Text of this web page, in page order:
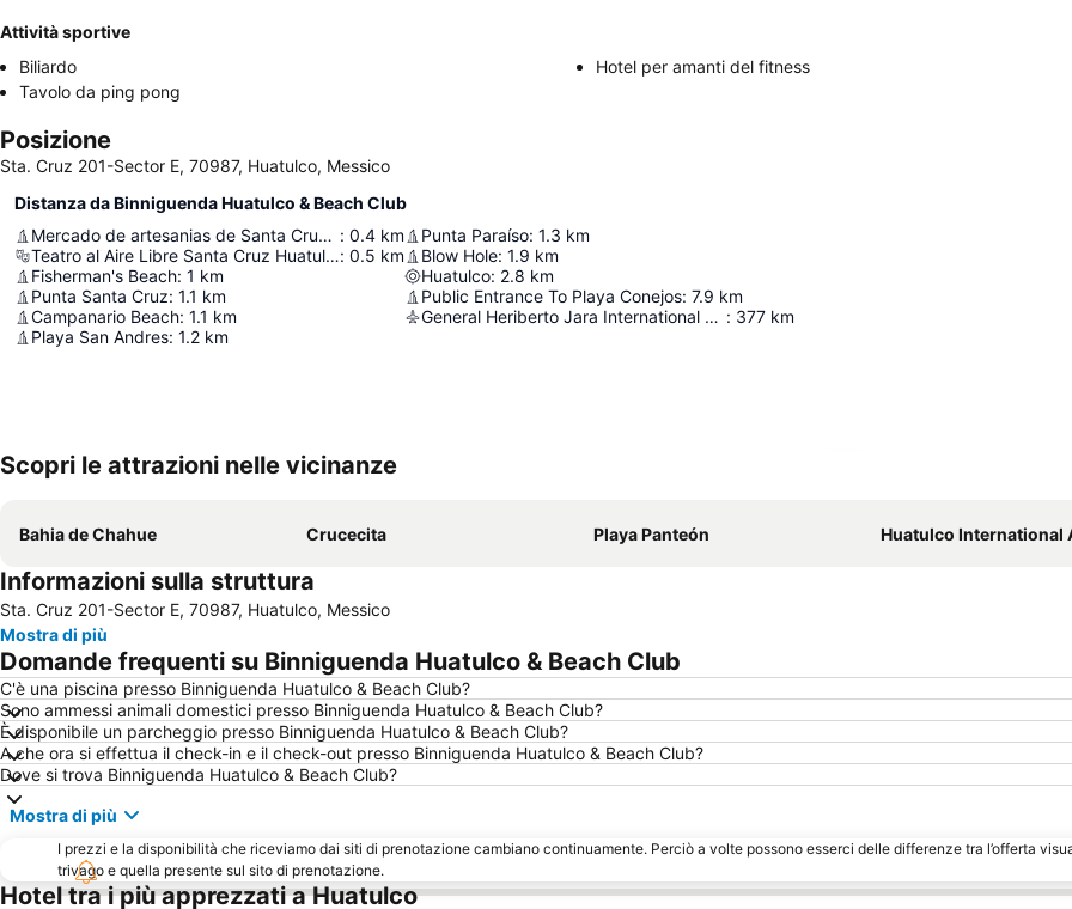
Attività sportive
Biliardo
Hotel per amanti del fitness
Tavolo da ping pong
Posizione
Sta. Cruz 201-Sector E, 70987, Huatulco, Messico
Distanza da Binniguenda Huatulco & Beach Club
Mercado de artesanias de Santa Cruz Huatulco : 0.4 km
Teatro al Aire Libre Santa Cruz Huatulco: 0.5 km
Fisherman's Beach: 1 km
Punta Santa Cruz: 1.1 km
Campanario Beach: 1.1 km
Playa San Andres: 1.2 km
Punta Paraíso: 1.3 km
Blow Hole: 1.9 km
Huatulco: 2.8 km
Public Entrance To Playa Conejos: 7.9 km
General Heriberto Jara International Airport : 377 km
Scopri le attrazioni nelle vicinanze
Bahia de Chahue Crucecita Playa Panteón Huatulco International
Informazioni sulla struttura
Sta. Cruz 201-Sector E, 70987, Huatulco, Messico
Mostra di più
Domande frequenti su Binniguenda Huatulco & Beach Club
C'è una piscina presso Binniguenda Huatulco & Beach Club?
Sono ammessi animali domestici presso Binniguenda Huatulco & Beach Club?
È disponibile un parcheggio presso Binniguenda Huatulco & Beach Club?
A che ora si effettua il check-in e il check-out presso Binniguenda Huatulco & Beach Club?
Dove si trova Binniguenda Huatulco & Beach Club?
Mostra di più
I prezzi e la disponibilità che riceviamo dai siti di prenotazione cambiano continuamente. Perciò a volte possono esserci delle differenze tra l’offerta
trivago e quella presente sul sito di prenotazione.
Hotel tra i più apprezzati a Huatulco